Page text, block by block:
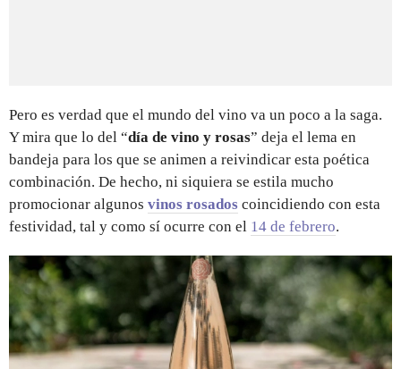
Pero es verdad que el mundo del vino va un poco a la saga.
Y mira que lo del “día de vino y rosas” deja el lema en
bandeja para los que se animen a reivindicar esta poética
combinación. De hecho, ni siquiera se estila mucho
promocionar algunos vinos rosados coincidiendo con esta
festividad, tal y como sí ocurre con el 14 de febrero.